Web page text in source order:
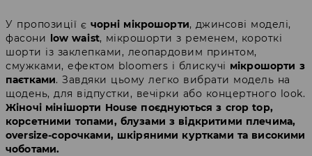
У пропозиції є чорні мікрошорти, джинсові моделі,
фасони low waist, мікрошорти з ременем, короткі
шорти із заклепками, леопардовим принтом,
смужками, ефектом bloomers і блискучі мікрошорти з
паєтками. Завдяки цьому легко вибрати модель на
щодень, для відпустки, вечірки або концертного look.
Жіночі мінішорти House поєднуються з crop top,
корсетними топами, блузами з відкритими плечима,
oversize-сорочками, шкіряними куртками та високими
чоботами.